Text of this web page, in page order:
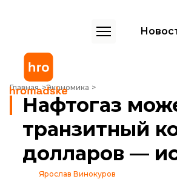
Главная Экономика
Нафтогаз может выпустить ценные
Нафтогаз
транзитный
долларов —
Ярослав Винокуров